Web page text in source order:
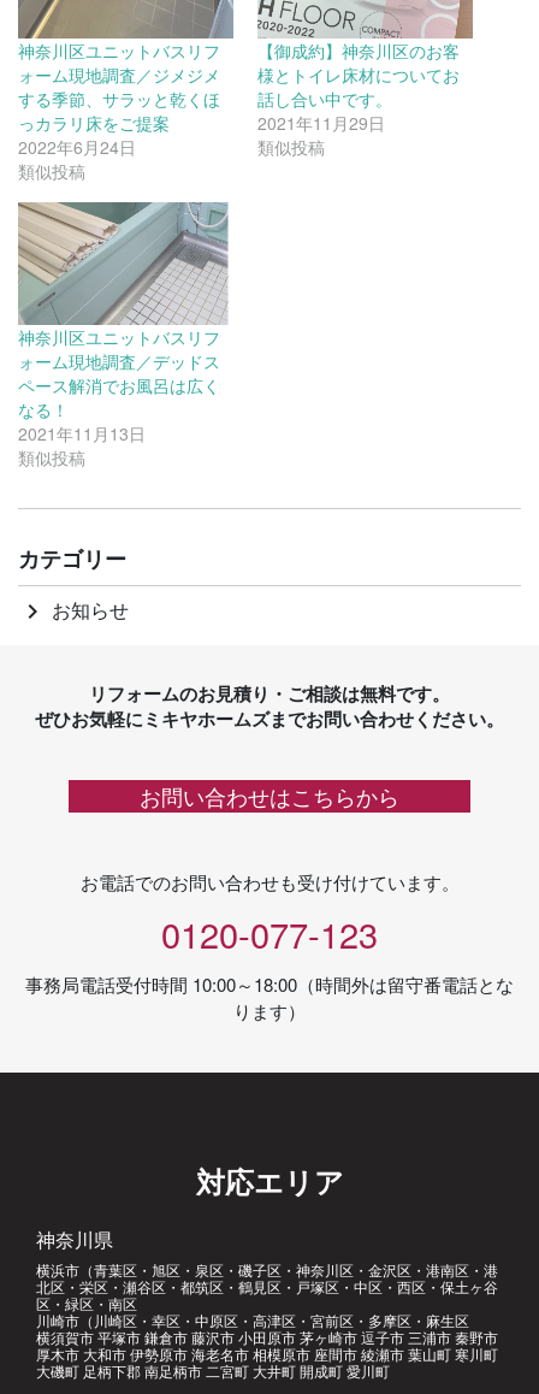
神奈川区ユニットバスリフ
ォーム現地調査／ジメジメ
する季節、サラッと乾くほ
っカラリ床をご提案
2022年6月24日
類似投稿
【御成約】神奈川区のお客
様とトイレ床材についてお
話し合い中です。
2021年11月29日
類似投稿
神奈川区ユニットバスリフ
ォーム現地調査／デッドス
ペース解消でお風呂は広く
なる！
2021年11月13日
類似投稿
カテゴリー
keyboard_arrow_right お知らせ
リフォームのお見積り・ご相談は無料です。
ぜひお気軽にミキヤホームズまでお問い合わせください。
お問い合わせはこちらから
お電話でのお問い合わせも受け付けています。
0120-077-123
事務局電話受付時間 10:00～18:00（時間外は留守番電話とな
ります）
対応エリア
神奈川県
横浜市（青葉区・旭区・泉区・磯子区・神奈川区・金沢区・港南区・港
北区・栄区・瀬谷区・都筑区・鶴見区・戸塚区・中区・西区・保土ヶ谷
区・緑区・南区
川崎市（川崎区・幸区・中原区・高津区・宮前区・多摩区・麻生区
横須賀市 平塚市 鎌倉市 藤沢市 小田原市 茅ヶ崎市 逗子市 三浦市 秦野市
厚木市 大和市 伊勢原市 海老名市 相模原市 座間市 綾瀬市 葉山町 寒川町
大磯町 足柄下郡 南足柄市 二宮町 大井町 開成町 愛川町